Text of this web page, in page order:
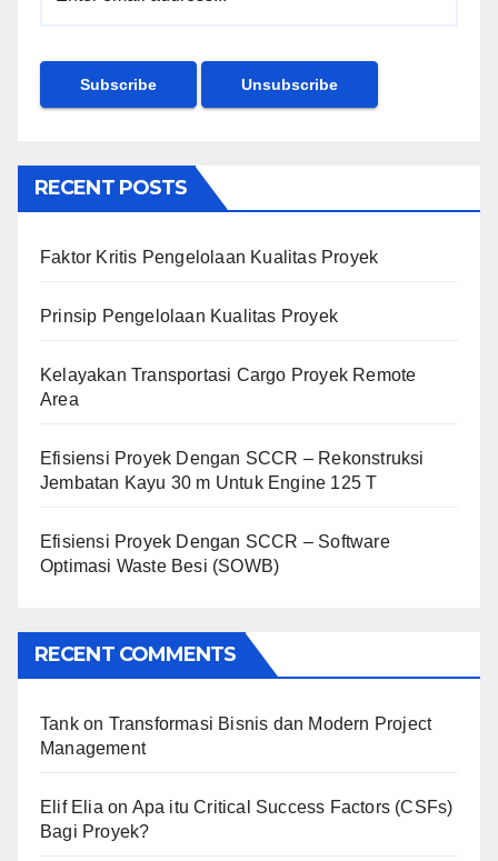
RECENT POSTS
Faktor Kritis Pengelolaan Kualitas Proyek
Prinsip Pengelolaan Kualitas Proyek
Kelayakan Transportasi Cargo Proyek Remote
Area
Efisiensi Proyek Dengan SCCR – Rekonstruksi
Jembatan Kayu 30 m Untuk Engine 125 T
Efisiensi Proyek Dengan SCCR – Software
Optimasi Waste Besi (SOWB)
RECENT COMMENTS
Tankon Transformasi Bisnis dan Modern Project
Management
Elif Eliaon Apa itu Critical Success Factors (CSFs)
Bagi Proyek?